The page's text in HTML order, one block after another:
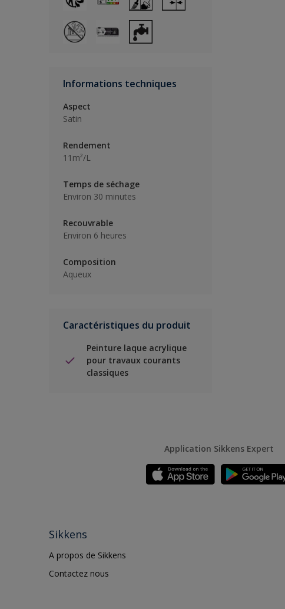
Informations techniques
Aspect
Satin
Rendement
11m²/L
Temps de séchage
Environ 30 minutes
Recouvrable
Environ 6 heures
Composition
Aqueux
Caractéristiques du produit
Peinture laque acrylique
pour travaux courants
classiques
Application Sikkens Expert
Sikkens
A propos de Sikkens
Contactez nous